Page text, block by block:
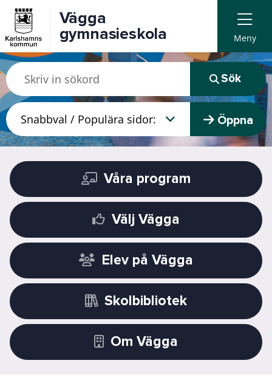
Vägga
gymnasieskola
Meny
Sök
Öppna
Våra program
Välj Vägga
Elev på Vägga
Skolbibliotek
Om Vägga